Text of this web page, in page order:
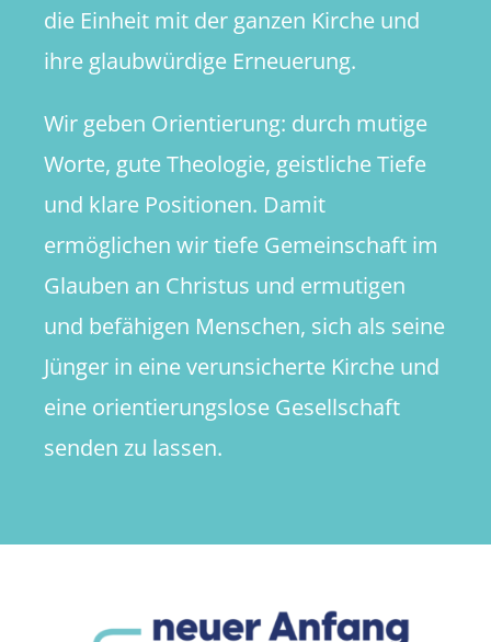
die Einheit mit der ganzen Kirche und
ihre glaubwürdige Erneuerung.
Wir geben Orientierung: durch mutige
Worte, gute Theologie, geistliche Tiefe
und klare Positionen. Damit
ermöglichen wir tiefe Gemeinschaft im
Glauben an Christus und ermutigen
und befähigen Menschen, sich als seine
Jünger in eine verunsicherte Kirche und
eine orientierungslose Gesellschaft
senden zu lassen.